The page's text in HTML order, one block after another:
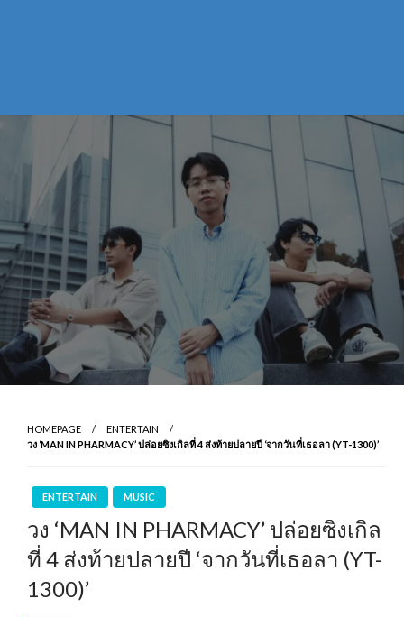
HOMEPAGE
ENTERTAIN
วง ‘MAN IN PHARMACY’ ปล่อยซิงเกิลที่ 4 ส่งท้ายปลายปี ‘จากวันที่เธอลา (YT-1300)’
ENTERTAIN MUSIC
วง ‘MAN IN PHARMACY’ ปล่อยซิงเกิล
ที่ 4 ส่งท้ายปลายปี ‘จากวันที่เธอลา (YT-
1300)’